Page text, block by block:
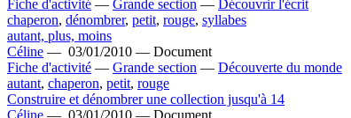
Fiche d'activité — Grande section — Découvrir l'écrit
chaperon, dénombrer, petit, rouge, syllabes
autant, plus, moins
Céline — 03/01/2010 — Document
Fiche d'activité — Grande section — Découverte du monde
autant, chaperon, petit, rouge
Construire et dénombrer une collection jusqu'à 14
Céline — 03/01/2010 — Document